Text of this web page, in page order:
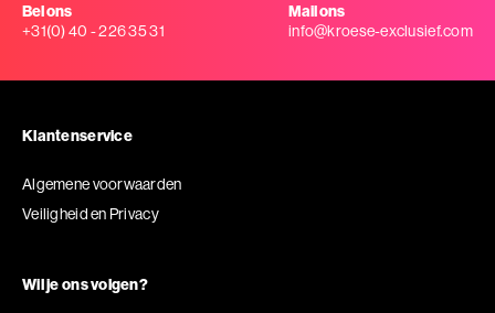
Bel ons
+31(0) 40 - 226 35 31
Mail ons
info@kroese-exclusief.com
Klantenservice
Algemene voorwaarden
Veiligheid en Privacy
Wil je ons volgen?